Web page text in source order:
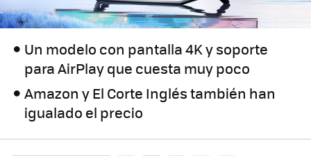
Un modelo con pantalla 4K y soporte
para AirPlay que cuesta muy poco
Amazon y El Corte Inglés también han
igualado el precio